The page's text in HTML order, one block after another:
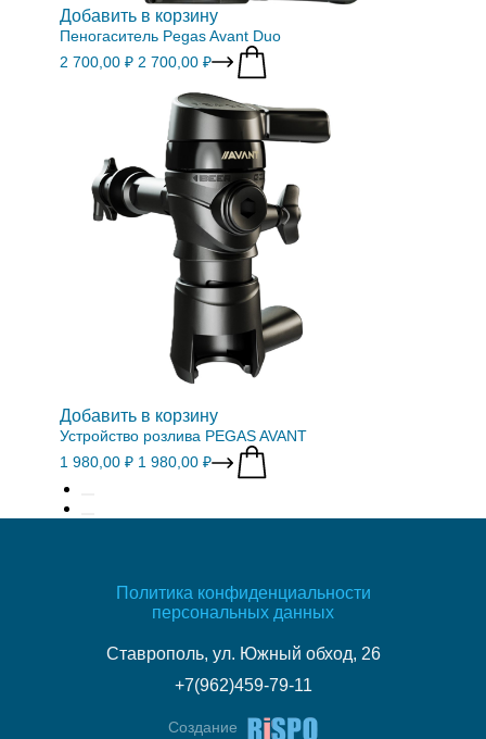
Добавить в корзину
Пеногаситель Pegas Avant Duo
2 700,00 ₽ 2 700,00 ₽
Добавить в корзину
Устройство розлива PEGAS AVANT
1 980,00 ₽ 1 980,00 ₽
Политика конфиденциальности
персональных данных
Ставрополь, ул. Южный обход, 26
+7(962)459-79-11
Создание